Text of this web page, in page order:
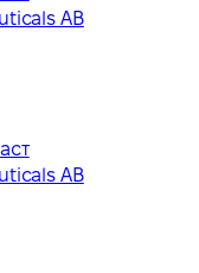
AB
AB